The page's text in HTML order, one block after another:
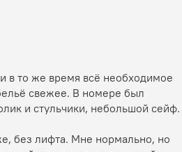
в то же время всё необходимое
свежее. В номере был
и стульчики, небольшой сейф.
без лифта. Мне нормально, но